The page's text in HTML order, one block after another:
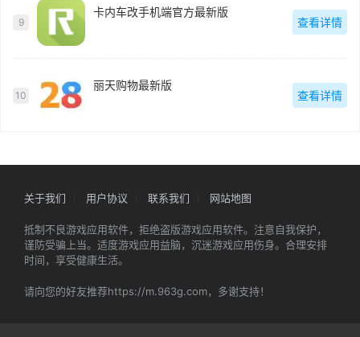
9
卡内车改手机端官方最新版
查看详情
10
丽天购物最新版
查看详情
关于我们 用户协议 联系我们 网站地图
抵制不良游戏应用软件，拒绝盗版游戏应用软件。注意自我保护，
谨防受骗上当。适度游戏应用益脑，沉迷游戏应用伤身。合理安排
时间，享受健康生活。
请向您的好友推荐https://m.963g.com，多谢支持！